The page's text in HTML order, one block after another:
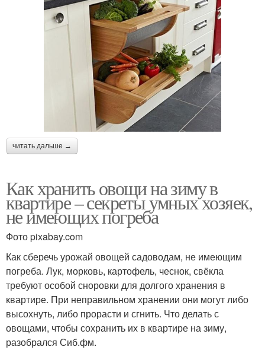
читать дальше →
Как хранить овощи на зиму в
квартире – секреты умных хозяек,
не имеющих погреба
Фото pixabay.com
Как сберечь урожай овощей садоводам, не имеющим
погреба. Лук, морковь, картофель, чеснок, свёкла
требуют особой сноровки для долгого хранения в
квартире. При неправильном хранении они могут либо
высохнуть, либо прорасти и сгнить. Что делать с
овощами, чтобы сохранить их в квартире на зиму,
разобрался Сиб.фм.